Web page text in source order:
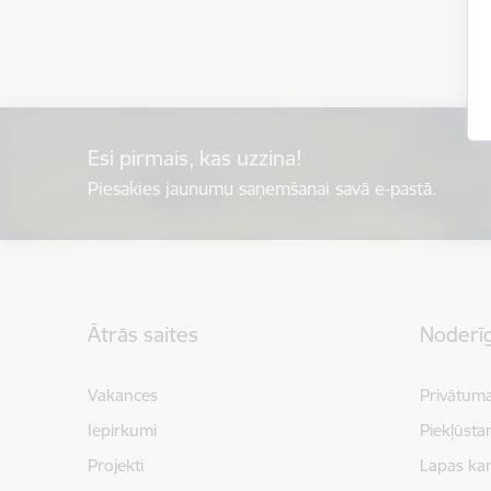
Esi pirmais, kas uzzina!
Piesakies jaunumu saņemšanai savā e-pastā.
Ātrās saites
Vakances
Iepirkumi
Projekti
Lapas